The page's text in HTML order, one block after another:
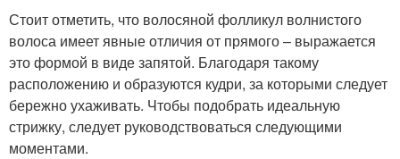
Стоит отметить, что волосяной фолликул волнистого
волоса имеет явные отличия от прямого – выражается
это формой в виде запятой. Благодаря такому
расположению и образуются кудри, за которыми следует
бережно ухаживать. Чтобы подобрать идеальную
стрижку, следует руководствоваться следующими
моментами.